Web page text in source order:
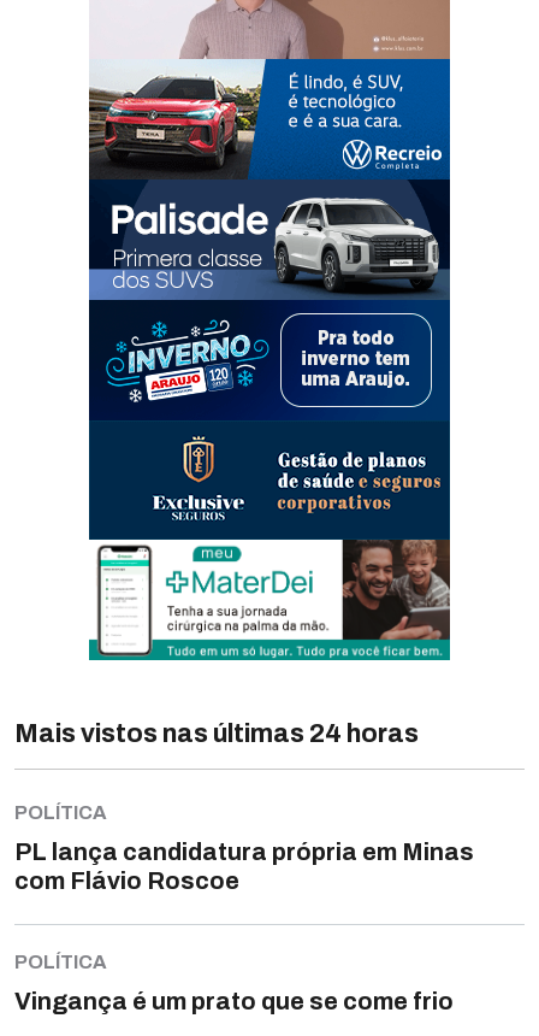
Mais vistos nas últimas 24 horas
POLÍTICA
PL lança candidatura própria em Minas
com Flávio Roscoe
POLÍTICA
Vingança é um prato que se come frio